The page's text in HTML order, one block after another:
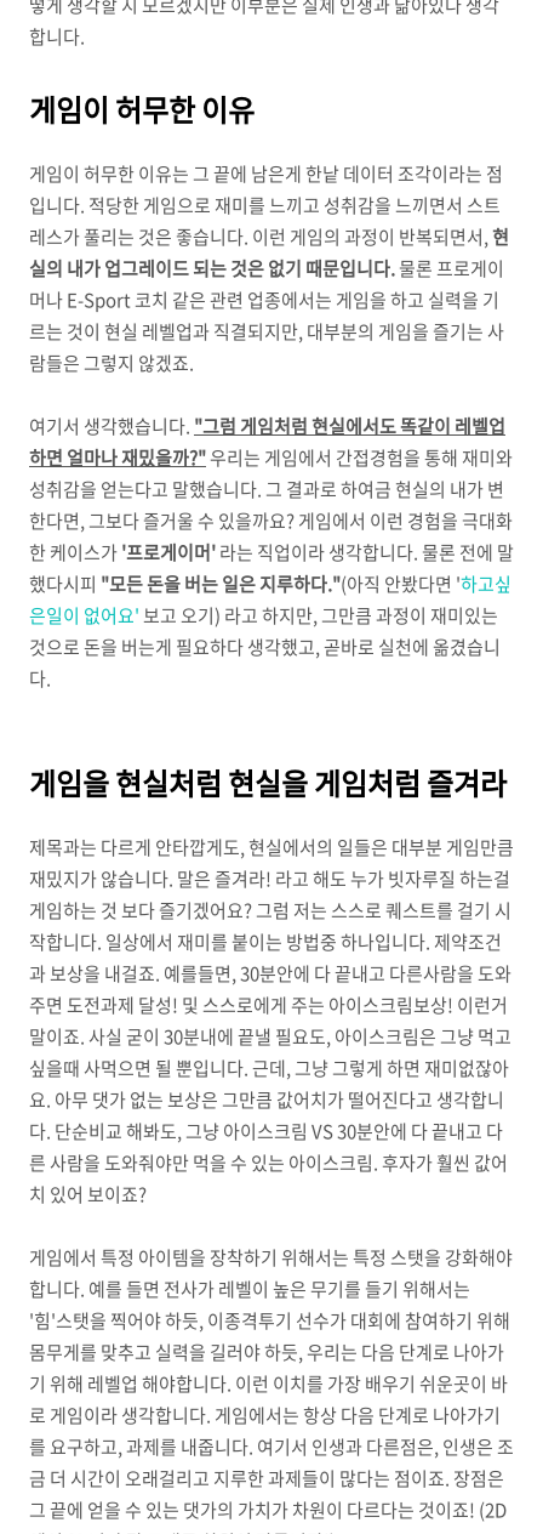
합니다.
게임이 허무한 이유
게임이 허무한 이유는 그 끝에 남은게 한낱 데이터 조각이라는 점
입니다. 적당한 게임으로 재미를 느끼고 성취감을 느끼면서 스트
레스가 풀리는 것은 좋습니다. 이런 게임의 과정이 반복되면서,현
실의 내가 업그레이드 되는 것은 없기 때문입니다.물론 프로게이
머나 E-Sport 코치 같은 관련 업종에서는 게임을 하고 실력을 기
르는 것이 현실 레벨업과 직결되지만, 대부분의 게임을 즐기는 사
람들은 그렇지 않겠죠.
여기서 생각했습니다. "그럼 게임처럼 현실에서도 똑같이 레벨업
하면 얼마나 재밌을까?"우리는 게임에서 간접경험을 통해 재미와
성취감을 얻는다고 말했습니다. 그 결과로 하여금 현실의 내가 변
한다면, 그보다 즐거울 수 있을까요? 게임에서 이런 경험을 극대화
한 케이스가'프로게이머'라는 직업이라 생각합니다. 물론 전에 말
했다시피 "모든 돈을 버는 일은 지루하다."(아직 안봤다면 '하고싶
은일이 없어요'보고 오기) 라고 하지만, 그만큼 과정이 재미있는
것으로 돈을 버는게 필요하다 생각했고, 곧바로 실천에 옮겼습니
다.
게임을 현실처럼 현실을 게임처럼 즐겨라
제목과는 다르게 안타깝게도, 현실에서의 일들은 대부분 게임만큼
재밌지가 않습니다. 말은 즐겨라! 라고 해도 누가 빗자루질 하는걸
게임하는 것 보다 즐기겠어요? 그럼 저는 스스로 퀘스트를 걸기 시
작합니다. 일상에서 재미를 붙이는 방법중 하나입니다. 제약조건
과 보상을 내걸죠. 예를들면, 30분안에 다 끝내고 다른사람을 도와
주면 도전과제 달성! 및 스스로에게 주는 아이스크림보상! 이런거
말이죠. 사실 굳이 30분내에 끝낼 필요도, 아이스크림은 그냥 먹고
싶을때 사먹으면 될 뿐입니다. 근데, 그냥 그렇게 하면 재미없잖아
요. 아무 댓가 없는 보상은 그만큼 값어치가 떨어진다고 생각합니
다. 단순비교 해봐도, 그냥 아이스크림 VS 30분안에 다 끝내고 다
른 사람을 도와줘야만 먹을 수 있는 아이스크림. 후자가 훨씬 값어
치 있어 보이죠?
게임에서 특정 아이템을 장착하기 위해서는 특정 스탯을 강화해야
합니다. 예를 들면 전사가 레벨이 높은 무기를 들기 위해서는
'힘'스탯을 찍어야 하듯, 이종격투기 선수가 대회에 참여하기 위해
몸무게를 맞추고 실력을 길러야 하듯, 우리는 다음 단계로 나아가
기 위해 레벨업 해야합니다. 이런 이치를 가장 배우기 쉬운곳이 바
로 게임이라 생각합니다. 게임에서는 항상 다음 단계로 나아가기
를 요구하고, 과제를 내줍니다. 여기서 인생과 다른점은, 인생은 조
금 더 시간이 오래걸리고 지루한 과제들이 많다는 점이죠. 장점은
그 끝에 얻을 수 있는 댓가의 가치가 차원이 다르다는 것이죠! (2D